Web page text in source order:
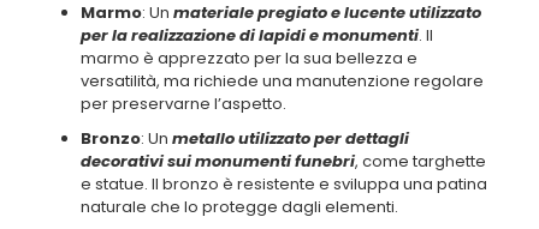
Marmo: Un materiale pregiato e lucente utilizzato
per la realizzazione di lapidi e monumenti. Il
marmo è apprezzato per la sua bellezza e
versatilità, ma richiede una manutenzione regolare
per preservarne l’aspetto.
Bronzo: Un metallo utilizzato per dettagli
decorativi sui monumenti funebri, come targhette
e statue. Il bronzo è resistente e sviluppa una patina
naturale che lo protegge dagli elementi.